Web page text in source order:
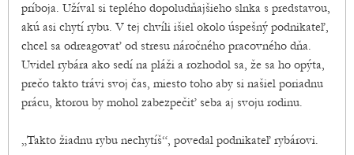
príboja. Užíval si teplého dopoludňajšieho slnka s predstavou,
akú asi chytí rybu. V tej chvíli išiel okolo úspešný podnikateľ,
chcel sa odreagovať od stresu náročného pracovného dňa.
Uvidel rybára ako sedí na pláži a rozhodol sa, že sa ho opýta,
prečo takto trávi svoj čas, miesto toho aby si našiel poriadnu
prácu, ktorou by mohol zabezpečiť seba aj svoju rodinu.
„Takto žiadnu rybu nechytíš“, povedal podnikateľ rybárovi.